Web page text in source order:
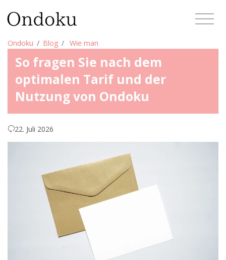
Ondoku Blog Wie man
So fragen Sie nach dem
optimalen Tarif und der
Nutzung von Ondoku
22. Juli 2026